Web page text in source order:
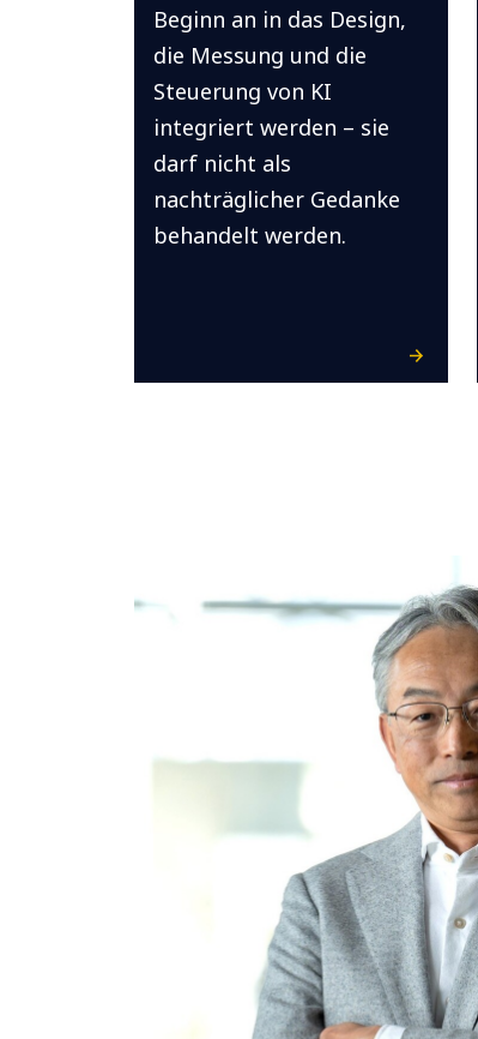
Beginn an in das Design,
die Messung und die
Steuerung von KI
integriert werden – sie
darf nicht als
nachträglicher Gedanke
behandelt werden.